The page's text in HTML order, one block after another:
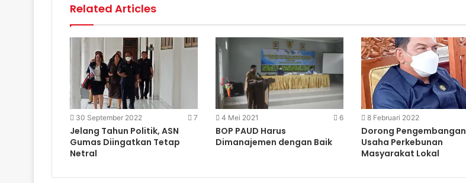
Related Articles
30 September 2022 7
Jelang Tahun Politik, ASN
Gumas Diingatkan Tetap
Netral
4 Mei 2021 6
BOP PAUD Harus
Dimanajemen dengan Baik
8 Februari 2022
Dorong Pengembangan
Usaha Perkebunan
Masyarakat Lokal